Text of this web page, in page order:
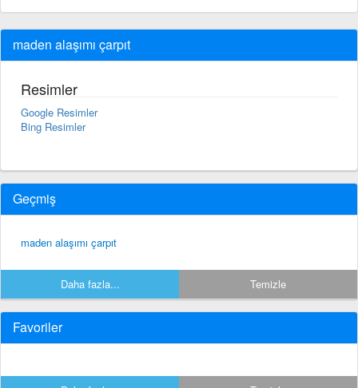
maden alaşımı çarpıt
Resimler
Google Resimler
Bing Resimler
Geçmiş
maden alaşımı çarpıt
Daha fazla... Temizle
Favoriler